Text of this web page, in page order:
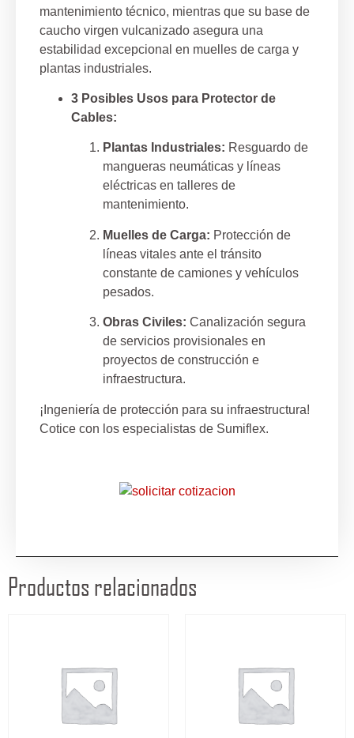
mantenimiento técnico, mientras que su base de
caucho virgen vulcanizado asegura una
estabilidad excepcional en muelles de carga y
plantas industriales.
3 Posibles Usos para Protector de
Cables:
Plantas Industriales: Resguardo de
mangueras neumáticas y líneas
eléctricas en talleres de
mantenimiento.
Muelles de Carga: Protección de
líneas vitales ante el tránsito
constante de camiones y vehículos
pesados.
Obras Civiles: Canalización segura
de servicios provisionales en
proyectos de construcción e
infraestructura.
¡Ingeniería de protección para su infraestructura!
Cotice con los especialistas de Sumiflex.
Productos relacionados